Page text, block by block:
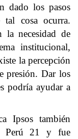
dado los pasos
tal cosa ocurra.
la necesidad de
institucional,
la percepción
presión. Dar los
podría ayudar a
Ipsos también
Perú 21 y fue